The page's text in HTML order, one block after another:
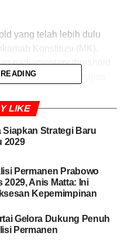
yang telah lebih dulu
Konstitusi (MK),
parliamentary threshold
lainnya ikut dihapus
Matta, menegaskan
membuka ruang yang
tanpa diskriminasi
batas.
segala bentuk
daerah,
sudah dihapus,”
usai acara
Jakarta, Sabtu
LIKE
Siapkan Strategi Baru
2029
Permanen Prabowo
2029, Anis Matta: Ini
Kepemimpinan
Gelora Dukung Penuh
Permanen